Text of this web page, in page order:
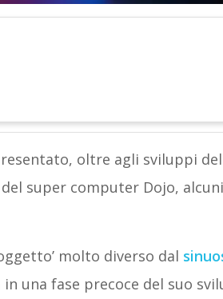
oltre agli sviluppi del
super computer Dojo, alcuni
molto diverso dal
una fase precoce del suo